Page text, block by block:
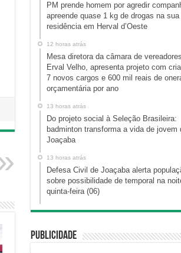
PM prende homem por agredir
apreende quase 1 kg de drogas na sua
residência em Herval d’Oeste
12 horas atrás
Mesa diretora da câmara de
Erval Velho, apresenta projeto com
7 novos cargos e 600 mil reais de
orçamentária por ano
13 horas atrás
Do projeto social à Seleção Brasileira:
badminton transforma a vida de jovem
Joaçaba
13 horas atrás
Defesa Civil de Joaçaba alerta
sobre possibilidade de temporal na
quinta-feira (06)
Publicidade